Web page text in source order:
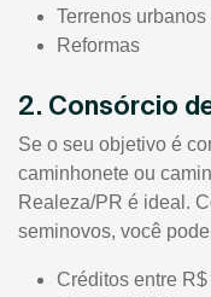
Terrenos
Reformas
2. Consórcio
Se o seu objetivo é
caminhonete ou
Realeza/PR é ideal.
seminovos, você
Créditos entre